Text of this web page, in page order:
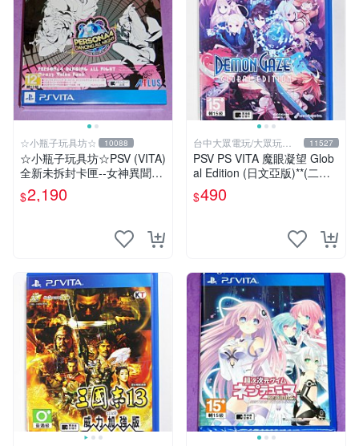
☆小瓶子玩具坊☆ 10088
☆小瓶子玩具坊☆PSV (VITA)
全新未拆封卡匣--女神異聞錄
4 通宵熱舞 豪華版 (日版)
$2,190
台中大眾電玩/大眾玩具
店
11527
PSV PS VITA 魔眼凝望 Glob
al Edition (日文亞版)**(二手
商品)【台中大眾電玩】
$490